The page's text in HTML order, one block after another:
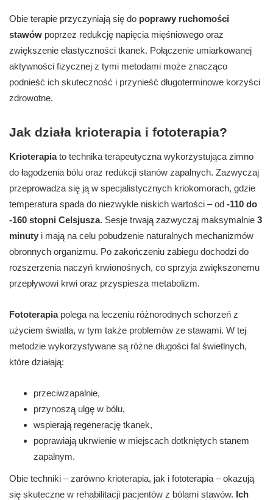
Obie terapie przyczyniają się do poprawy ruchomości
stawów poprzez redukcję napięcia mięśniowego oraz
zwiększenie elastyczności tkanek. Połączenie umiarkowanej
aktywności fizycznej z tymi metodami może znacząco
podnieść ich skuteczność i przynieść długoterminowe korzyści
zdrowotne.
Jak działa krioterapia i fototerapia?
Krioterapiato technika terapeutyczna wykorzystująca zimno
do łagodzenia bólu oraz redukcji stanów zapalnych. Zazwyczaj
przeprowadza się ją w specjalistycznych kriokomorach, gdzie
temperatura spada do niezwykle niskich wartości – od -110 do
-160 stopni Celsjusza. Sesje trwają zazwyczaj maksymalnie 3
minuty i mają na celu pobudzenie naturalnych mechanizmów
obronnych organizmu. Po zakończeniu zabiegu dochodzi do
rozszerzenia naczyń krwionośnych, co sprzyja zwiększonemu
przepływowi krwi oraz przyspiesza metabolizm.
Fototerapiapolega na leczeniu różnorodnych schorzeń z
użyciem światła, w tym także problemów ze stawami. W tej
metodzie wykorzystywane są różne długości fal świetlnych,
które działają:
przeciwzapalnie,
przynoszą ulgę w bólu,
wspierają regenerację tkanek,
poprawiają ukrwienie w miejscach dotkniętych stanem
zapalnym.
Obie techniki – zarówno krioterapia, jak i fototerapia – okazują
się skuteczne w rehabilitacji pacjentów z bólami stawów. Ich